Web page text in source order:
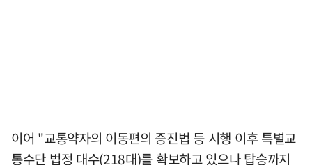
이어 "교통약자의 이동편의 증진법 등 시행 이후 특별교
통수단 법정 대수(218대)를 확보하고 있으나 탑승까지